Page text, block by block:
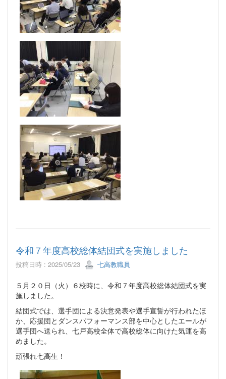
令和７年度高校総体結団式を実施しました
投稿日時 : 2025/05/23 七高教職員
５月２０日（火）６校時に、令和７年度高校総体結団式を実
施しました。
結団式では、選手団による決意発表や選手宣誓が行われたほ
か、応援団とダンスパフォーマンス部を中心としたエールが
選手団へ送られ、七戸高校全体で高校総体に向けた気運を高
めました。
頑張れ七高生！